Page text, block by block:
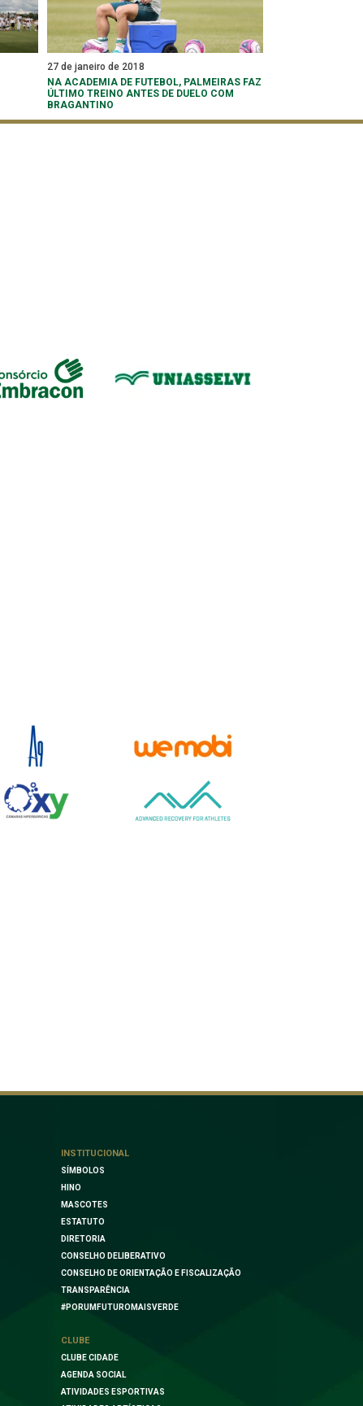
27 de janeiro de 2018
NA ACADEMIA DE FUTEBOL, PALMEIRAS FAZ
ÚLTIMO TREINO ANTES DE DUELO COM
BRAGANTINO
INSTITUCIONAL
SÍMBOLOS
HINO
MASCOTES
ESTATUTO
DIRETORIA
CONSELHO DELIBERATIVO
CONSELHO DE ORIENTAÇÃO E FISCALIZAÇÃO
TRANSPARÊNCIA
#PORUMFUTUROMAISVERDE
CLUBE
CLUBE CIDADE
AGENDA SOCIAL
ATIVIDADES ESPORTIVAS